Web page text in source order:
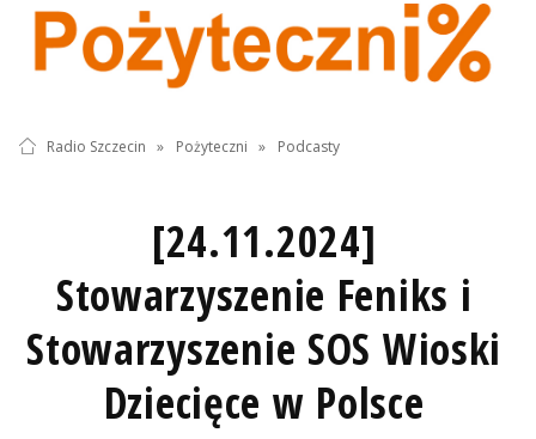
Radio Szczecin » Pożyteczni » Podcasty
[24.11.2024]
Stowarzyszenie Feniks i
Stowarzyszenie SOS Wioski
Dziecięce w Polsce